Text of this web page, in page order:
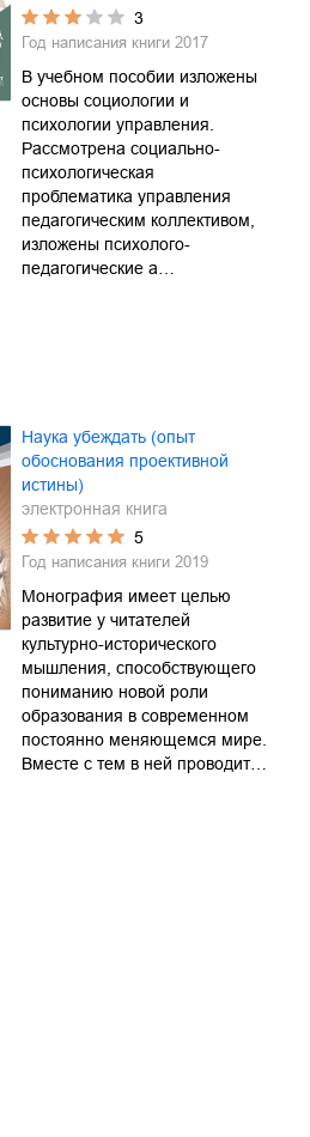
3
Год написания книги 2017
В учебном пособии изложены
основы социологии и
психологии управления.
Рассмотрена социально-
психологическая
проблематика управления
педагогическим коллективом,
изложены психолого-
педагогические а…
Наука убеждать (опыт
обоснования проективной
истины)
электронная книга
5
Год написания книги 2019
Монография имеет целью
развитие у читателей
культурно-исторического
мышления, способствующего
пониманию новой роли
образования в современном
постоянно меняющемся мире.
Вместе с тем в ней проводит…